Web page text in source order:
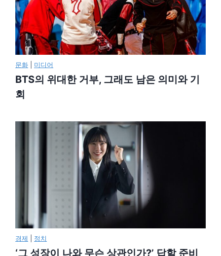
문화 미디어
BTS의 위대한 거부, 그래도 남은 의미와 기
회
경제 정치
‘그 성장이 나와 무슨 상관인가?’ 답할 준비